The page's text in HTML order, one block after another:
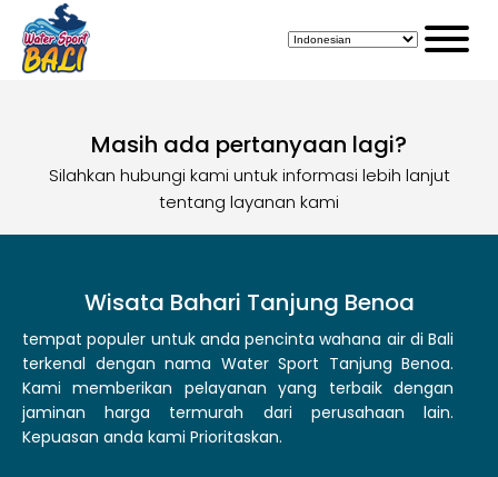
Masih ada pertanyaan lagi?
Silahkan hubungi kami untuk informasi lebih lanjut
tentang layanan kami
Wisata Bahari Tanjung Benoa
tempat populer untuk anda pencinta wahana air di Bali
terkenal dengan nama Water Sport Tanjung Benoa.
Kami memberikan pelayanan yang terbaik dengan
jaminan harga termurah dari perusahaan lain.
Kepuasan anda kami Prioritaskan.